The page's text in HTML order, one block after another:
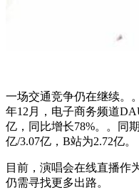
一场交通竞争仍在继续。
年12月，电子商务频道
亿，同比增长78%。。同
亿/3.07亿，B站为2.72亿。
目前，演唱会在线直播作
仍需寻找更多出路。